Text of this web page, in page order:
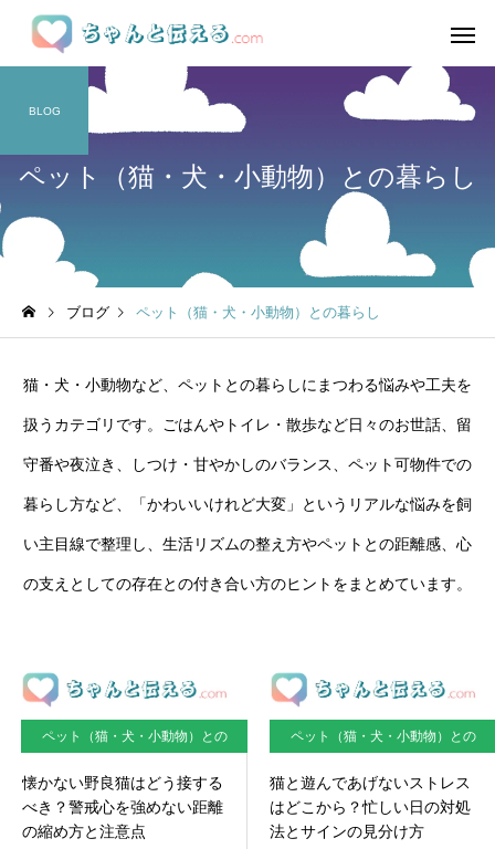
ペット（猫・犬・小動物）との暮らし
BLOG
ブログ ペット（猫・犬・小動物）との暮らし
猫・犬・小動物など、ペットとの暮らしにまつわる悩みや工夫を
扱うカテゴリです。ごはんやトイレ・散歩など日々のお世話、留
守番や夜泣き、しつけ・甘やかしのバランス、ペット可物件での
暮らし方など、「かわいいけれど大変」というリアルな悩みを飼
い主目線で整理し、生活リズムの整え方やペットとの距離感、心
の支えとしての存在との付き合い方のヒントをまとめています。
ペット（猫・犬・小動物）との
懐かない野良猫はどう接する
べき？警戒心を強めない距離
の縮め方と注意点
ペット（猫・犬・小動物）との
猫と遊んであげないストレス
はどこから？忙しい日の対処
法とサインの見分け方